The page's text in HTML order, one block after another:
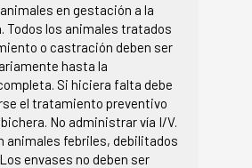
en gestación a la
Todos los animales tratados
o castración deben ser
hasta la
Si hiciera falta debe
el tratamiento preventivo
No administrar vía I/V.
animales febriles, debilitados
envases no deben ser